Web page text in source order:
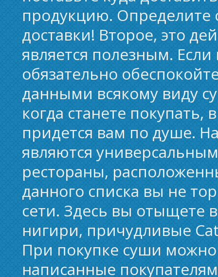
продукцию. Определите
доставки! Второе, это
является полезным.
обязательно
данными всякому виду
когда станете покупать,
придется вам по душе.
являются
рестораны,
данного списка вы не
сети. Здесь вы отыщете
нигири, причудливые
При покупке суши
написанные